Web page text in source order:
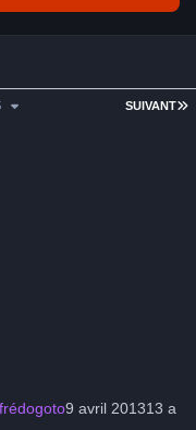
SUIVANT
frédogoto9 avril 201313 a